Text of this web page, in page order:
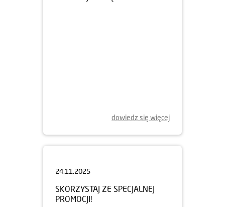
dowiedz się więcej
SKORZYSTAJ ZE SPECJALNEJ
PROMOCJI!